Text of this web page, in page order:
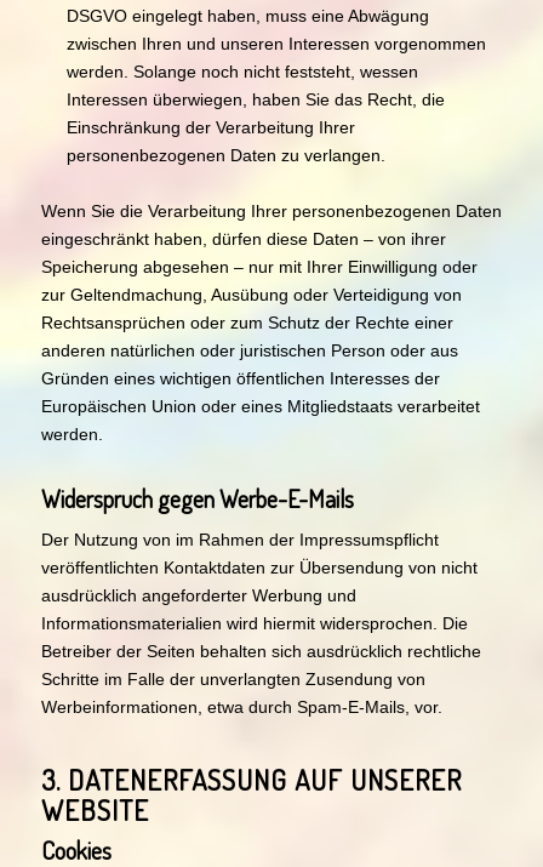
DSGVO eingelegt haben, muss eine Abwägung
zwischen Ihren und unseren Interessen vorgenommen
werden. Solange noch nicht feststeht, wessen
Interessen überwiegen, haben Sie das Recht, die
Einschränkung der Verarbeitung Ihrer
personenbezogenen Daten zu verlangen.
Wenn Sie die Verarbeitung Ihrer personenbezogenen Daten
eingeschränkt haben, dürfen diese Daten – von ihrer
Speicherung abgesehen – nur mit Ihrer Einwilligung oder
zur Geltendmachung, Ausübung oder Verteidigung von
Rechtsansprüchen oder zum Schutz der Rechte einer
anderen natürlichen oder juristischen Person oder aus
Gründen eines wichtigen öffentlichen Interesses der
Europäischen Union oder eines Mitgliedstaats verarbeitet
werden.
Widerspruch gegen Werbe-E-Mails
Der Nutzung von im Rahmen der Impressumspflicht
veröffentlichten Kontaktdaten zur Übersendung von nicht
ausdrücklich angeforderter Werbung und
Informationsmaterialien wird hiermit widersprochen. Die
Betreiber der Seiten behalten sich ausdrücklich rechtliche
Schritte im Falle der unverlangten Zusendung von
Werbeinformationen, etwa durch Spam-E-Mails, vor.
3. DATENERFASSUNG AUF UNSERER
WEBSITE
Cookies